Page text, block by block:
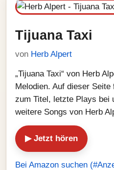
Tijuana Taxi
von Herb Alpert
„Tijuana Taxi“ von Herb
Melodien. Auf dieser
zum Titel, letzte Plays bei
weitere Songs von Herb
▶ Jetzt hören
Bei Amazon suchen